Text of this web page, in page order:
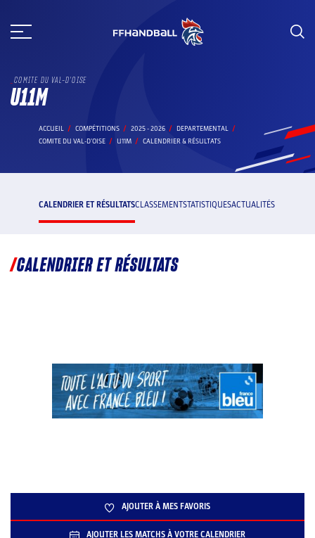
au
COMITE DU VAL-D'OISE
U11M
ACCUEIL COMPÉTITIONS 2025 - 2026
DEPARTEMENTAL
COMITE DU VAL-D'OISE
U11M CALENDRIER & RÉSULTATS
CALENDRIER ET RÉSULTATSCLASSEMENTSTATISTIQUESACTUALITÉS
CALENDRIER ET RÉSULTATS
AJOUTER À MES FAVORIS
AJOUTER LES MATCHS À VOTRE CALENDRIER